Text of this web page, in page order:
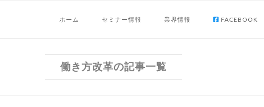
ホーム セミナー情報 業界情報 FACEBOOK
働き方改革の記事一覧